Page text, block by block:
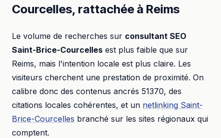
Courcelles, rattachée à Reims
Le volume de recherches sur consultant SEO
Saint-Brice-Courcelles est plus faible que sur
Reims, mais l'intention locale est plus claire. Les
visiteurs cherchent une prestation de proximité. On
calibre donc des contenus ancrés 51370, des
citations locales cohérentes, et un netlinking Saint-
Brice-Courcelles branché sur les sites régionaux qui
comptent.